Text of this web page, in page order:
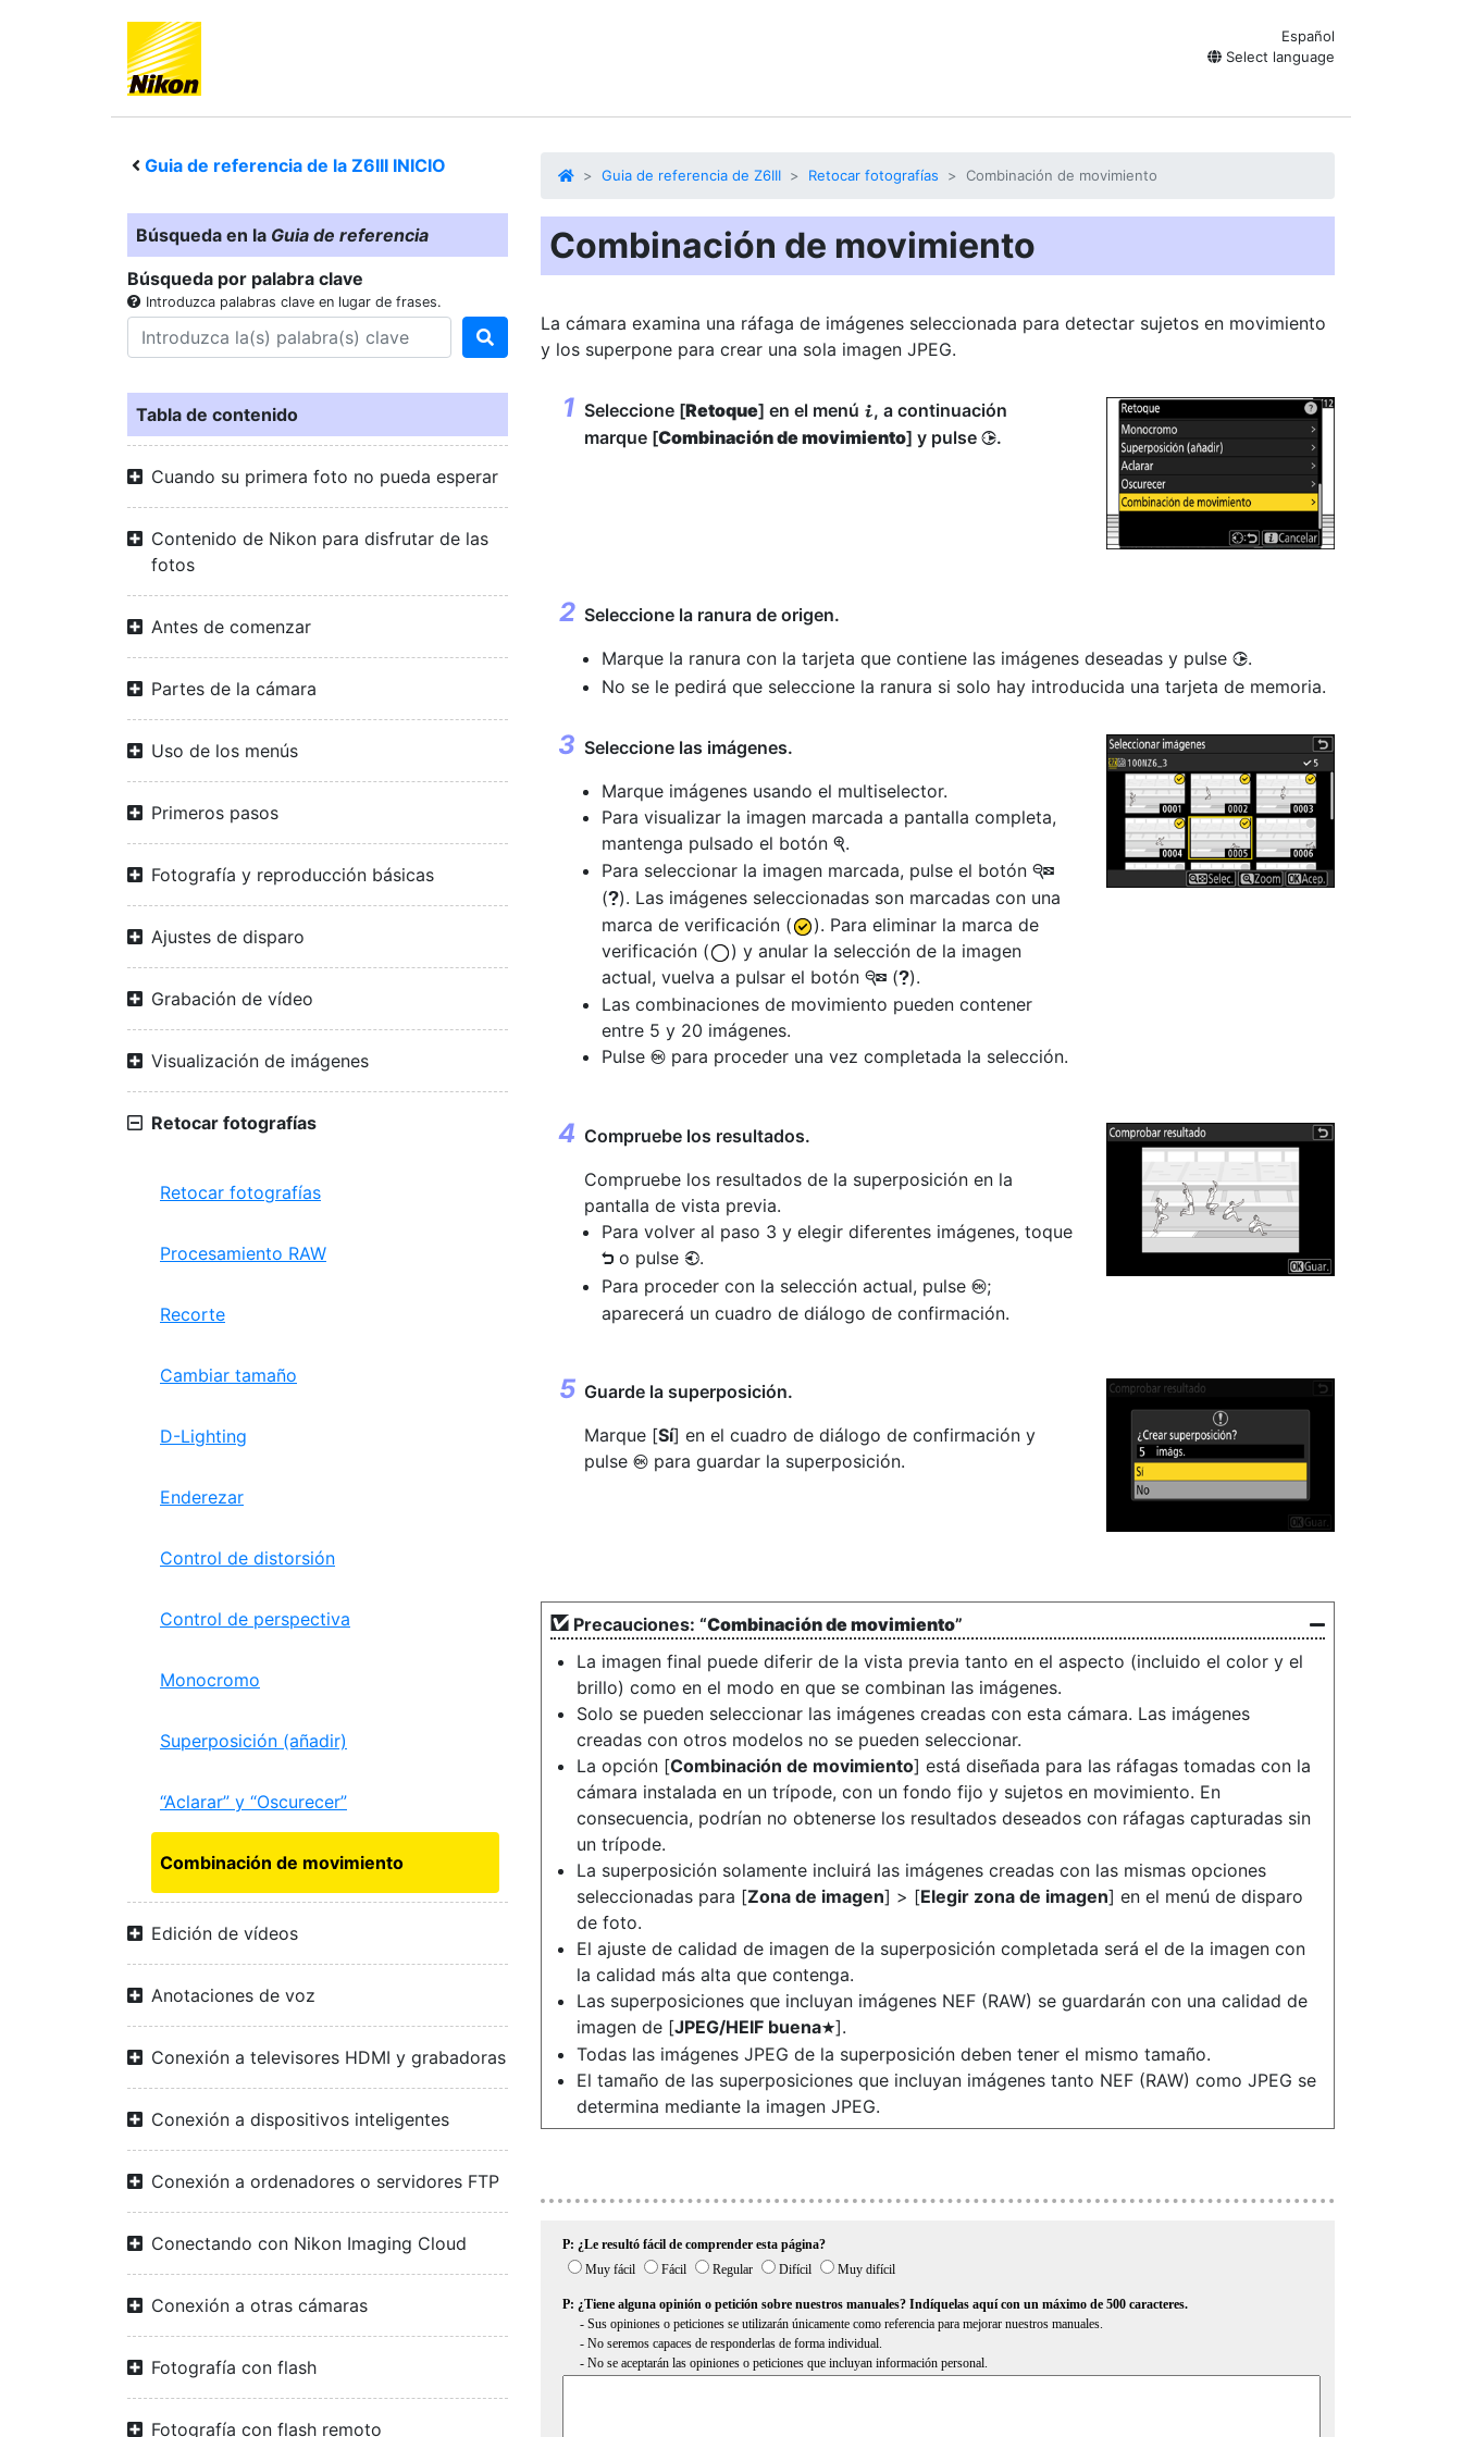
Español
Select language
Guia de referencia de la Z6III INICIO
Búsqueda en la Guia de referencia
Búsqueda por palabra clave
Introduzca palabras clave en lugar de frases.
Tabla de contenido
Cuando su primera foto no pueda esperar
Contenido de Nikon para disfrutar de las
fotos
Antes de comenzar
Partes de la cámara
Uso de los menús
Primeros pasos
Fotografía y reproducción básicas
Ajustes de disparo
Grabación de vídeo
Visualización de imágenes
Retocar fotografías
Retocar fotografías
Procesamiento RAW
Recorte
Cambiar tamaño
D-Lighting
Enderezar
Control de distorsión
Control de perspectiva
Monocromo
Superposición (añadir)
“Aclarar” y “Oscurecer”
Combinación de movimiento
Edición de vídeos
Anotaciones de voz
Conexión a televisores HDMI y grabadoras
Conexión a dispositivos inteligentes
Conexión a ordenadores o servidores FTP
Conectando con Nikon Imaging Cloud
Conexión a otras cámaras
Fotografía con flash
Fotografía con flash remoto
Guia de referencia de Z6III Retocar fotografías Combinación de movimiento
Combinación de movimiento
La cámara examina una ráfaga de imágenes seleccionada para detectar sujetos en movimiento
y los superpone para crear una sola imagen JPEG.
Seleccione [Retoque] en el menú i, a continuación
marque [Combinación de movimiento] y pulse 2.
Seleccione la ranura de origen.
Marque la ranura con la tarjeta que contiene las imágenes deseadas y pulse 2.
No se le pedirá que seleccione la ranura si solo hay introducida una tarjeta de memoria.
Seleccione las imágenes.
Marque imágenes usando el multiselector.
Para visualizar la imagen marcada a pantalla completa,
mantenga pulsado el botón X.
Para seleccionar la imagen marcada, pulse el botón W
(Q). Las imágenes seleccionadas son marcadas con una
marca de verificación (
). Para eliminar la marca de
verificación (
) y anular la selección de la imagen
actual, vuelva a pulsar el botón W (Q).
Las combinaciones de movimiento pueden contener
entre 5 y 20 imágenes.
Pulse J para proceder una vez completada la selección.
Compruebe los resultados.
Compruebe los resultados de la superposición en la
pantalla de vista previa.
Para volver al paso 3 y elegir diferentes imágenes, toque
Z o pulse 4.
Para proceder con la selección actual, pulse J;
aparecerá un cuadro de diálogo de confirmación.
Guarde la superposición.
Marque [Sí] en el cuadro de diálogo de confirmación y
pulse J para guardar la superposición.
Precauciones: “Combinación de movimiento”
La imagen final puede diferir de la vista previa tanto en el aspecto (incluido el color y el
brillo) como en el modo en que se combinan las imágenes.
Solo se pueden seleccionar las imágenes creadas con esta cámara. Las imágenes
creadas con otros modelos no se pueden seleccionar.
La opción [Combinación de movimiento] está diseñada para las ráfagas tomadas con la
cámara instalada en un trípode, con un fondo fijo y sujetos en movimiento. En
consecuencia, podrían no obtenerse los resultados deseados con ráfagas capturadas sin
un trípode.
La superposición solamente incluirá las imágenes creadas con las mismas opciones
seleccionadas para [Zona de imagen] > [Elegir zona de imagen] en el menú de disparo
de foto.
El ajuste de calidad de imagen de la superposición completada será el de la imagen con
la calidad más alta que contenga.
Las superposiciones que incluyan imágenes NEF (RAW) se guardarán con una calidad de
imagen de [JPEG/HEIF buenam].
Todas las imágenes JPEG de la superposición deben tener el mismo tamaño.
El tamaño de las superposiciones que incluyan imágenes tanto NEF (RAW) como JPEG se
determina mediante la imagen JPEG.